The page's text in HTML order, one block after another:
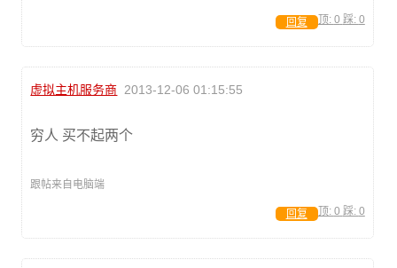
顶: 0 踩: 0
回复
虚拟主机服务商 2013-12-06 01:15:55
穷人 买不起两个
跟帖来自电脑端
顶: 0 踩: 0
回复